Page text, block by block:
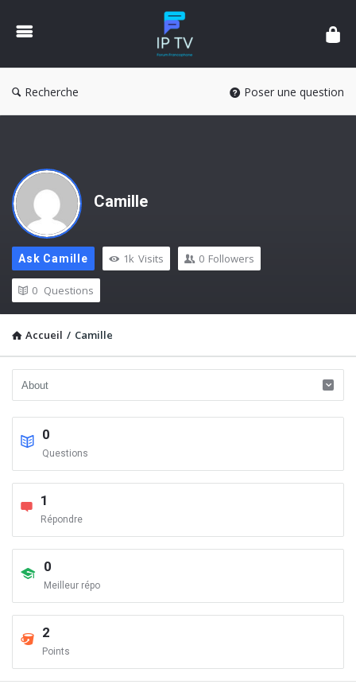
Forum
IPTV
France
Recherche Poser une question
Camille
Ask Camille 1k Visits 0 Followers
0 Questions
Accueil / Camille
0
Questions
1
Répondre
0
Meilleur répo
2
Points